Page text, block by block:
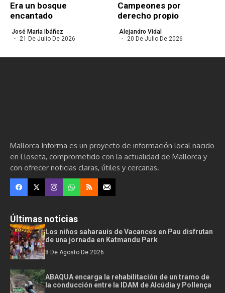
Era un bosque
encantado
José María Ibáñez
21 De Julio De 2026
Campeones por
derecho propio
Alejandro Vidal
20 De Julio De 2026
Mallorca Informa es un proyecto de información local nacido
en Lloseta, comprometido con la actualidad de Mallorca y
con ofrecer noticias claras, útiles y cercanas.
Últimas noticias
Los niños saharauis de Vacances en Pau disfrutan
de una jornada en Katmandu Park
8 De Agosto De 2026
ABAQUA encarga la rehabilitación de un tramo de
la conducción entre la IDAM de Alcúdia y Pollença